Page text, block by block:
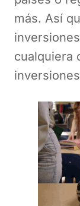
más. Así
cualquiera